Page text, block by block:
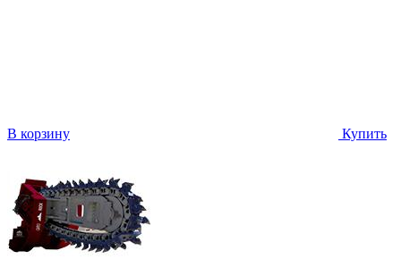
В корзину Купить